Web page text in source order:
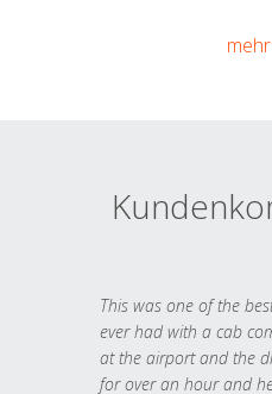
mehr
This was one of the
ever had with a cab
at the airport and the
for over an hour and